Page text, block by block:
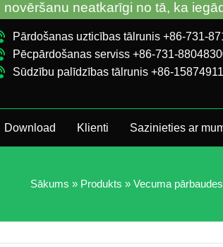
Pārdošanas uzticības tālrunis +86-731-
Pēcpārdošanas serviss +86-731-
Sūdzību palīdzības tālrunis +86-
Download Klienti Sazinieties ar
Sākums » Produkts » Vecuma
no tā, ka iegādājāties VM